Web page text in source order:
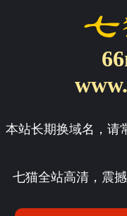
本站长期换域名，请
七猫全站高清，震